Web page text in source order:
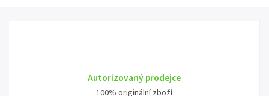
Autorizovaný prodejce
100% originální zboží